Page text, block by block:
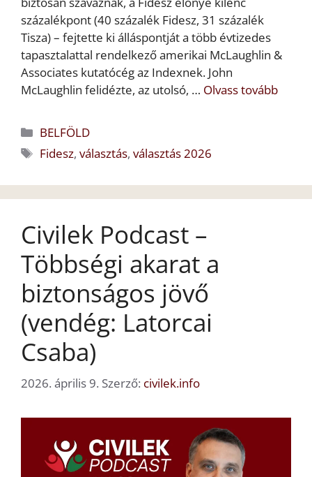
százalékpont (40 százalék Fidesz, 31 százalék
Tisza) – fejtette ki álláspontját a több évtizedes
tapasztalattal rendelkező amerikai McLaughlin &
Associates kutatócég az Indexnek. John
McLaughlin felidézte, az utolsó, … Olvass tovább
Kategória
BELFÖLD
Címkék
Fidesz,választás,választás 2026
Civilek Podcast –
Többségi akarat a
biztonságos jövő
(vendég: Latorcai
Csaba)
2026. április 9. Szerző: civilek.info